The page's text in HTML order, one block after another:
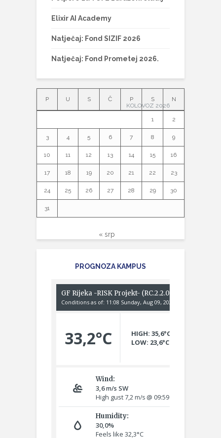
Elixir AI Academy
Natječaj: Fond SIZIF 2026
Natječaj: Fond Prometej 2026.
KOLOVOZ 2026
P U S Č P S N
1 2
3 4 5 6 7 8 9
10 11 12 13 14 15 16
17 18 19 20 21 22 23
24 25 26 27 28 29 30
31
« srp
PROGNOZA KAMPUS